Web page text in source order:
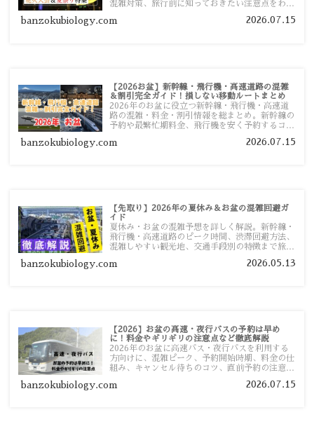
混雑対策、旅行前に知っておきたい注意点をわか
banzokubiology.com 2026.07.15
【2026お盆】新幹線・飛行機・高速道路の混雑
＆割引完全ガイド！損しない移動ルートまとめ
2026年のお盆に役立つ新幹線・飛行機・高速道
路の混雑・料金・割引情報を総まとめ。新幹線の
予約や最繁忙期料金、飛行機を安く予約するコ
い移動方法を分かりやすく解説します。
banzokubiology.com 2026.07.15
【先取り】2026年の夏休み＆お盆の混雑回避ガ
イド
夏休み・お盆の混雑予想を詳しく解説。新幹線・
飛行機・高速道路のピーク時間、渋滞回避方法、
混雑しやすい観光地、交通手段別の特徴まで旅行
banzokubiology.com 2026.05.13
【2026】お盆の高速・夜行バスの予約は早め
に！料金やギリギリの注意点など徹底解説
2026年のお盆に高速バス・夜行バスを利用する
方向けに、混雑ピーク、予約開始時期、料金の仕
組み、キャンセル待ちのコツ、直前予約の注意点
banzokubiology.com 2026.07.15